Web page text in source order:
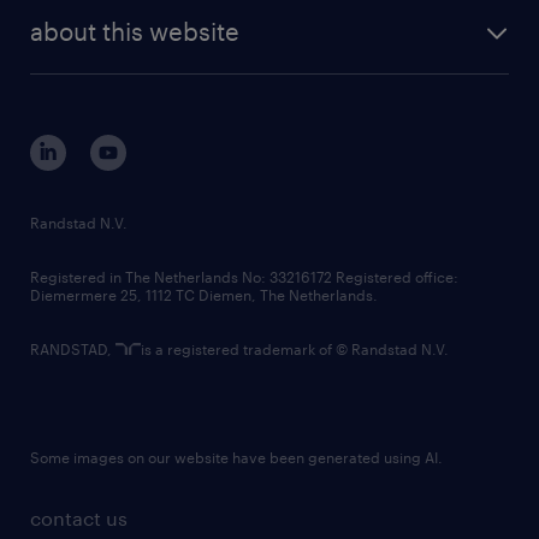
randstad digital
corporate governance
randstad innovation fund
country websites
about this website
contact us
Randstad N.V.
Registered in The Netherlands No: 33216172 Registered office:
Diemermere 25, 1112 TC Diemen, The Netherlands.
RANDSTAD, is a registered trademark of © Randstad N.V.
Some images on our website have been generated using AI.